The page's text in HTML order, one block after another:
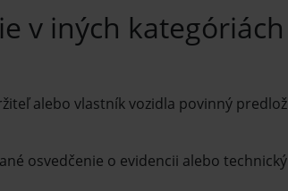
v iných
alebo vlastník vozidla povinný
osvedčenie o evidencii alebo